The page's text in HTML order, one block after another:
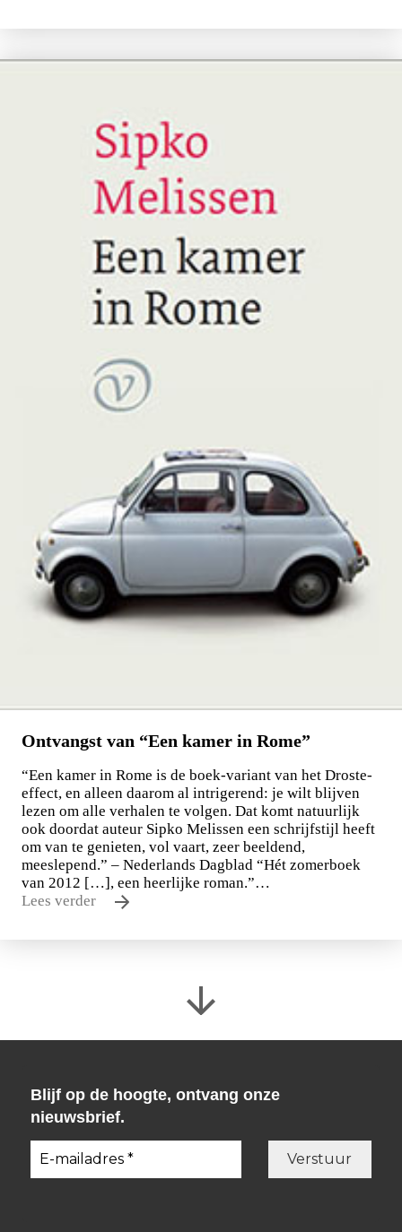
Ontvangst van “Een kamer in Rome”
“Een kamer in Rome is de boek-variant van het Droste-
effect, en alleen daarom al intrigerend: je wilt blijven
lezen om alle verhalen te volgen. Dat komt natuurlijk
ook doordat auteur Sipko Melissen een schrijfstijl heeft
om van te genieten, vol vaart, zeer beeldend,
meeslepend.” – Nederlands Dagblad “Hét zomerboek
van 2012 […], een heerlijke roman.”…
Lees verder
Blijf op de hoogte, ontvang onze
nieuwsbrief.